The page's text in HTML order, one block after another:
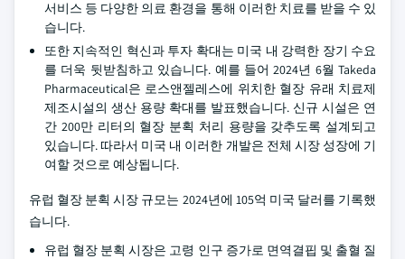
서비스 등 다양한 의료 환경을 통해 이러한 치료를 받을 수 있
습니다.
또한 지속적인 혁신과 투자 확대는 미국 내 강력한 장기 수요
를 더욱 뒷받침하고 있습니다. 예를 들어 2024년 6월 Takeda
Pharmaceutical은 로스앤젤레스에 위치한 혈장 유래 치료제
제조시설의 생산 용량 확대를 발표했습니다. 신규 시설은 연
간 200만 리터의 혈장 분획 처리 용량을 갖추도록 설계되고
있습니다. 따라서 미국 내 이러한 개발은 전체 시장 성장에 기
여할 것으로 예상됩니다.
유럽 혈장 분획 시장 규모는 2024년에 105억 미국 달러를 기록했
습니다.
유럽 혈장 분획 시장은 고령 인구 증가로 면역결핍 및 출혈 질